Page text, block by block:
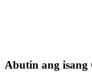
Abutin ang isang